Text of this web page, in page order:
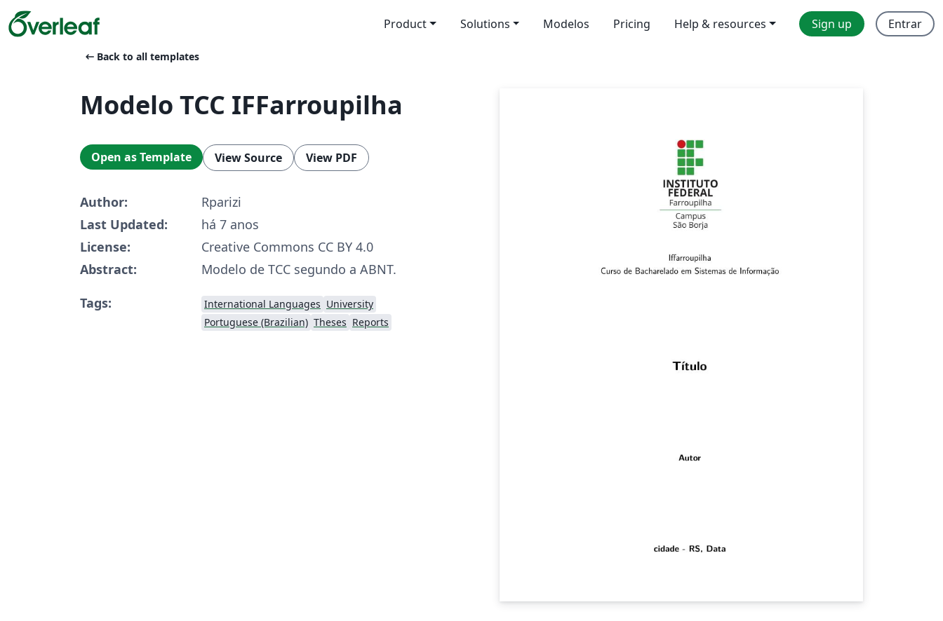
Product Solutions Modelos Pricing Help & resources Sign up Entrar
arrow_left_alt Back to all templates
Modelo TCC IFFarroupilha
Open as Template View Source View PDF
Author:
Rparizi
Last Updated:
há 7 anos
License:
Creative Commons CC BY 4.0
Abstract:
Modelo de TCC segundo a ABNT.
Tags:
International Languages University
Portuguese (Brazilian) Theses Reports